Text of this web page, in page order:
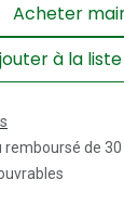
Acheter
à la
de 30